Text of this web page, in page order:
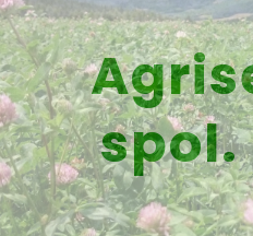
spol.